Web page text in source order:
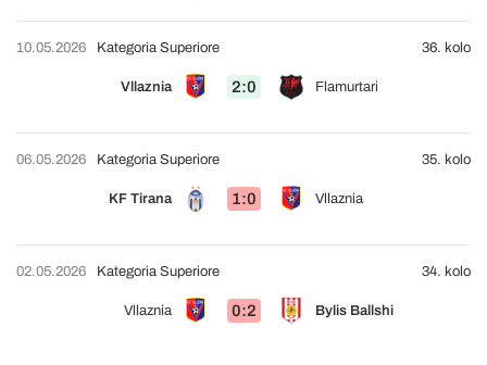
10.05.2026
Vllaznia 2:0 Flamurtari
Kategoria Superiore 36. kolo
06.05.2026
KF Tirana 1:0 Vllaznia
Kategoria Superiore 35. kolo
02.05.2026
Vllaznia 0:2 Bylis Ballshi
Kategoria Superiore 34. kolo